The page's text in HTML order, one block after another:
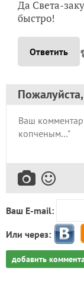
Да Света-
быстро!
Ответить
Ваш E-mail:
Или через:
добавить